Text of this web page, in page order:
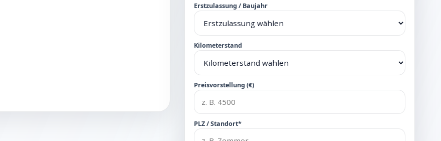
Erstzulassung / Baujahr
Kilometerstand
Preisvorstellung (€)
PLZ / Standort*